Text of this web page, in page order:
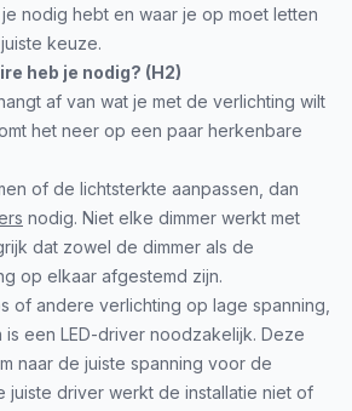
nodig hebt en waar je op moet letten
keuze.
heb je nodig? (H2)
af van wat je met de verlichting wilt
het neer op een paar herkenbare
of de lichtsterkte aanpassen, dan
nodig. Niet elke dimmer werkt met
dat zowel de dimmer als de
op elkaar afgestemd zijn.
of andere verlichting op lage spanning,
is een LED-driver noodzakelijk. Deze
naar de juiste spanning voor de
juiste driver werkt de installatie niet of